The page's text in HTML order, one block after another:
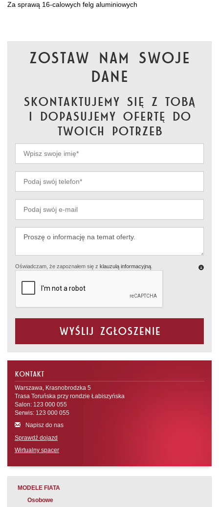
Za sprawą 16‑calowych felg aluminiowych
Zostaw nam swoje
dane
skontaktujemy się z Tobą
i dopasujemy ofertę do
Twoich potrzeb
Oświadczam, że zapoznałem się z klauzulą informacyjną
Wyślij zgłoszenie
KONTAKT
Warszawa, Krasnobrodzka 5
Trasa Toruńska przy rondzie Łabiszyńska
Salon: 123 000 055
Serwis: 123 000 055
Napisz do nas
Sprawdź dojazd
Wirtualny spacer
MODELE FIATA
Osobowe